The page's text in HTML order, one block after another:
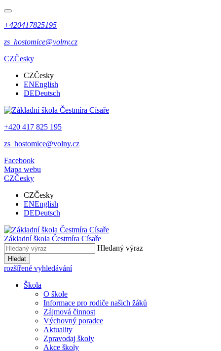
+420417825195
zs_hostomice@volny.cz
CZČesky
CZČesky
ENEnglish
DEDeutsch
+420 417 825 195
zs_hostomice@volny.cz
Facebook
Mapa webu
CZČesky
CZČesky
ENEnglish
DEDeutsch
Základní škola Čestmíra Císaře
Hledaný výraz
Hledat
rozšířené vyhledávání
Škola
O škole
Informace pro rodiče našich žáků
Zájmová činnost
Výchovný poradce
Aktuality
Zpravodaj školy
Akce školy